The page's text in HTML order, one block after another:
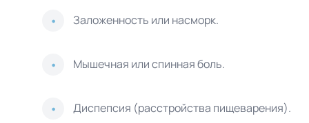
Заложенность или насморк.
Мышечная или спинная боль.
Диспепсия (расстройства пищеварения).